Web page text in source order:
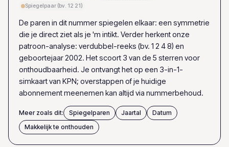
Spiegelpaar (bv. 12 21)
De paren in dit nummer spiegelen elkaar: een symmetrie
die je direct ziet als je 'm intikt. Verder herkent onze
patroon-analyse: verdubbel-reeks (bv. 1 2 4 8) en
geboortejaar 2002. Het scoort 3 van de 5 sterren voor
onthoudbaarheid. Je ontvangt het op een 3-in-1-
simkaart van KPN; overstappen of je huidige
abonnement meenemen kan altijd via nummerbehoud.
Meer zoals dit: Spiegelparen Jaartal
Datum
Makkelijk te onthouden